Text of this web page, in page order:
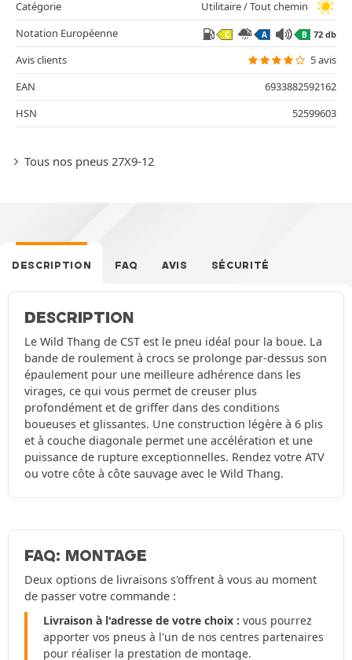
Catégorie
Utilitaire / Tout chemin
Notation Européenne
C A B 72 db
Avis clients
5 avis
EAN
6933882592162
HSN
52599603
Tous nos pneus 27X9-12
DESCRIPTION FAQ AVIS SÉCURITÉ
DESCRIPTION
Le Wild Thang de CST est le pneu idéal pour la boue. La
bande de roulement à crocs se prolonge par-dessus son
épaulement pour une meilleure adhérence dans les
virages, ce qui vous permet de creuser plus
profondément et de griffer dans des conditions
boueuses et glissantes. Une construction légère à 6 plis
et à couche diagonale permet une accélération et une
puissance de rupture exceptionnelles. Rendez votre ATV
ou votre côte à côte sauvage avec le Wild Thang.
FAQ: MONTAGE
Deux options de livraisons s'offrent à vous au moment
de passer votre commande :
Livraison à l'adresse de votre choix : vous pourrez
apporter vos pneus à l'un de nos centres partenaires
pour réaliser la prestation de montage.